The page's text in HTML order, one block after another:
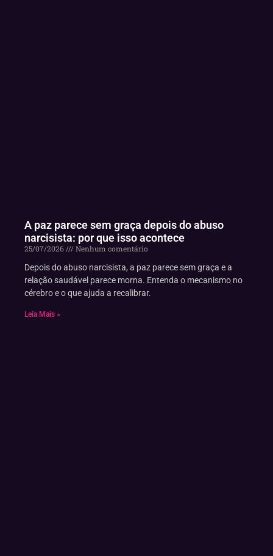
A paz parece sem graça depois do abuso
narcisista: por que isso acontece
25/07/2026
Nenhum comentário
Depois do abuso narcisista, a paz parece sem graça e a
relação saudável parece morna. Entenda o mecanismo no
cérebro e o que ajuda a recalibrar.
Leia Mais »